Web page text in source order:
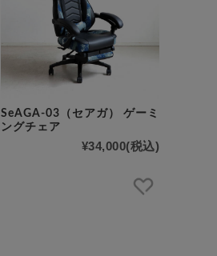
SeAGA-03（セアガ） ゲーミ
ングチェア
¥34,000(税込)